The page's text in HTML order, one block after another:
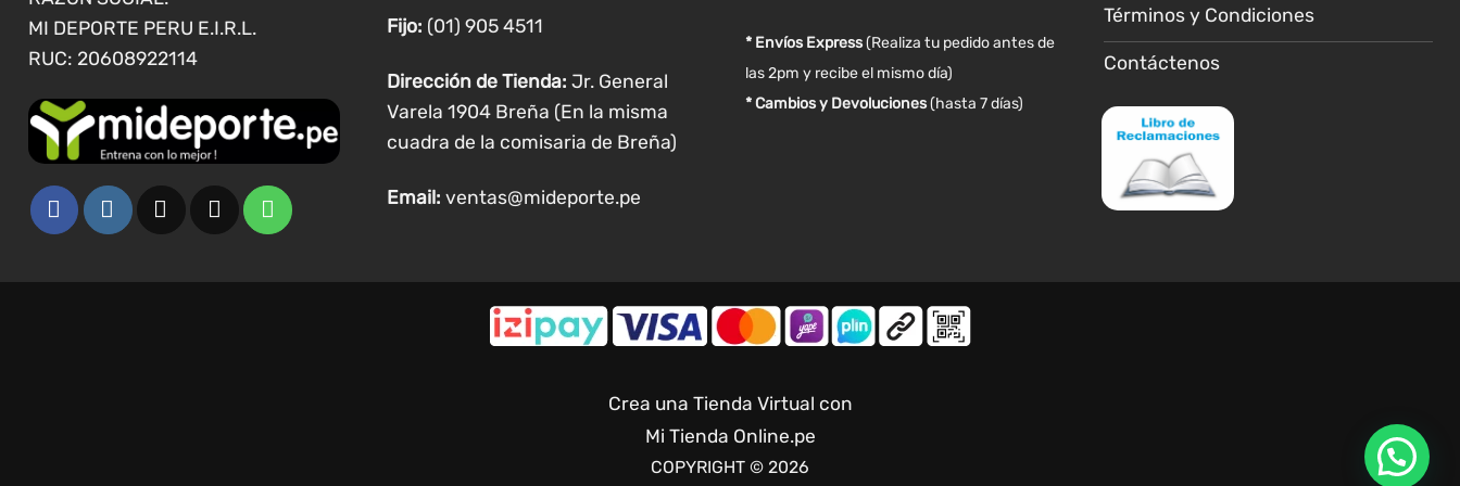
producto
de
producto
MI DEPORTE PERU E.I.R.L.
RUC: 20608922114
Fijo: (01) 905 4511
Dirección de Tienda: Jr. General
Varela 1904 Breña (En la misma
cuadra de la comisaria de Breña)
Email: ventas@mideporte.pe
* Envíos Express(Realiza tu pedido antes de
las 2pm y recibe el mismo día)
* Cambios y Devoluciones (hasta 7 días)
Términos y Condiciones
Contáctenos
Crea una Tienda Virtual con
Mi Tienda Online.pe
COPYRIGHT © 2026